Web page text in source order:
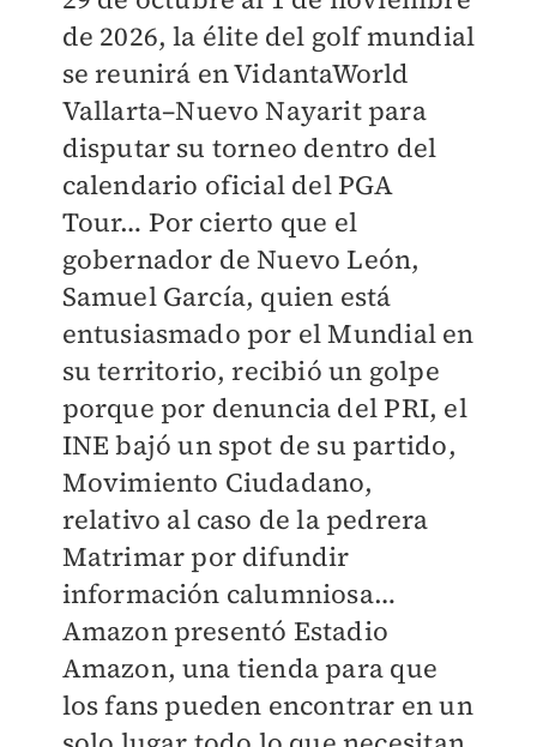
de 2026, la élite del golf mundial
se reunirá en VidantaWorld
Vallarta–Nuevo Nayarit para
disputar su torneo dentro del
calendario oficial del PGA
Tour… Por cierto que el
gobernador de Nuevo León,
Samuel García, quien está
entusiasmado por el Mundial en
su territorio, recibió un golpe
porque por denuncia del PRI, el
INE bajó un spot de su partido,
Movimiento Ciudadano,
relativo al caso de la pedrera
Matrimar por difundir
información calumniosa…
Amazon presentó Estadio
Amazon, una tienda para que
los fans pueden encontrar en un